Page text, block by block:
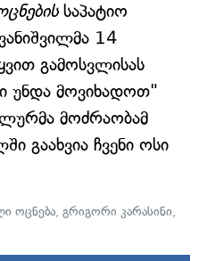
საპატიო
14
გამოსვლისას
უნდა მოვიხადოთ"
მოძრაობამ
გაახვია ჩვენი ოსი
ოცნება, გრიგორი კარასინი,